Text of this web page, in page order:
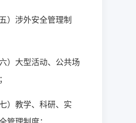
涉外安全管理制
大型活动、公共场
教学、科研、实